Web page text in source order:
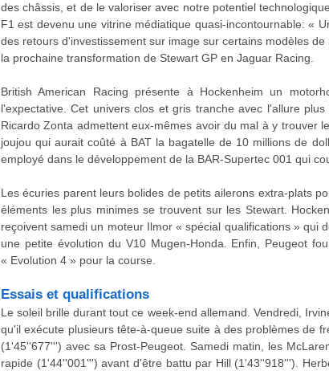
des châssis, et de le valoriser avec notre potentiel
F1 est devenu une vitrine médiatique quasi-incontournable: «
des retours d'investissement sur image sur certains modèles
la prochaine transformation de Stewart GP en Jaguar Racing.
British American Racing présente à Hockenheim un
l'expectative. Cet univers clos et gris tranche avec l'allure
Ricardo Zonta admettent eux-mêmes avoir du mal à y trouver
joujou qui aurait coûté à BAT la bagatelle de 10 millions de
employé dans le développement de la BAR-Supertec 001 qui
Les écuries parent leurs bolides de petits ailerons extra-plats
éléments les plus minimes se trouvent sur les Stewart.
reçoivent samedi un moteur Ilmor « spécial qualifications »
une petite évolution du V10 Mugen-Honda. Enfin, Peugeot
« Evolution 4 » pour la course.
Essais et qualifications
Le soleil brille durant tout ce week-end allemand. Vendredi,
qu'il exécute plusieurs tête-à-queue suite à des problèmes de
(1'45''677''') avec sa Prost-Peugeot. Samedi matin, les
rapide (1'44''001''') avant d'être battu par Hill (1'43''918''').